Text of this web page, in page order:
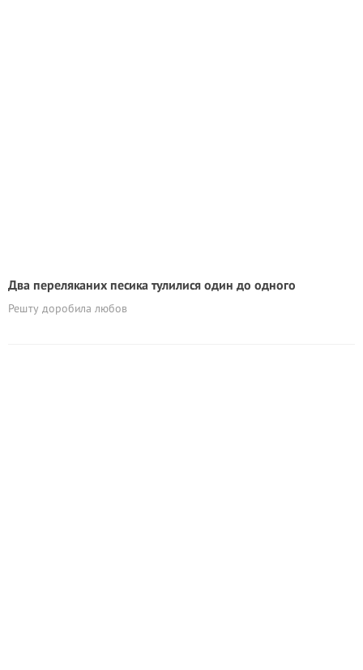
Два переляканих песика тулилися один до одного
Решту доробила любов